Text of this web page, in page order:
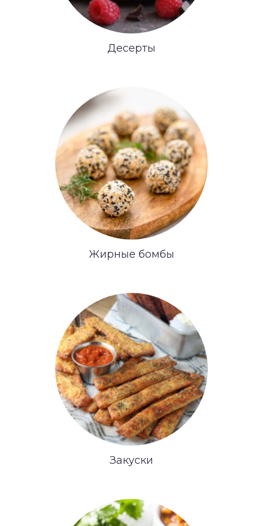
Десерты
Жирные бомбы
Закуски